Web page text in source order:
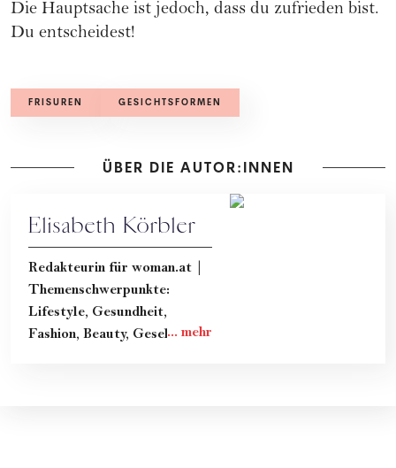
Die Hauptsache ist jedoch, dass du zufrieden bist.
Du entscheidest!
FRISUREN GESICHTSFORMEN
ÜBER DIE AUTOR:INNEN
Elisabeth Körbler
Redakteurin für woman.at |
Themenschwerpunkte:
Lifestyle, Gesundheit,
Fashion, Beauty, Gesellschaft